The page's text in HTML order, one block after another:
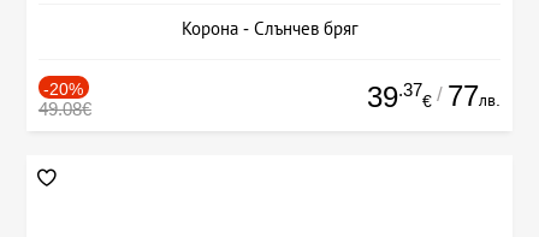
Корона - Слънчев бряг
-20%
49.08€ 39.37
€ / 77лв.